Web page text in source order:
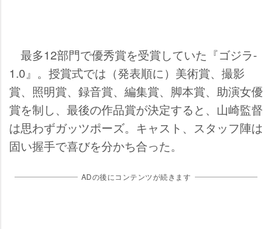
最多12部門で優秀賞を受賞していた『ゴジラ-
1.0』。授賞式では（発表順に）美術賞、撮影
賞、照明賞、録音賞、編集賞、脚本賞、助演女優
賞を制し、最後の作品賞が決定すると、山崎監督
は思わずガッツポーズ。キャスト、スタッフ陣は
固い握手で喜びを分かち合った。
ADの後にコンテンツが続きます